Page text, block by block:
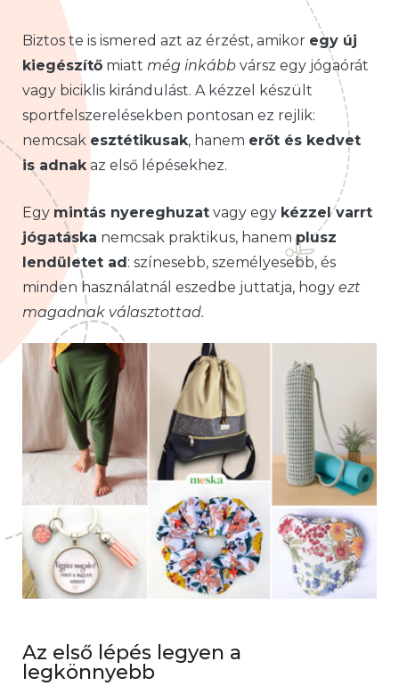
Biztos te is ismered azt az érzést, amikor egy új
kiegészítő miatt még inkább vársz egy jógaórát
vagy biciklis kirándulást. A kézzel készült
sportfelszerelésekben pontosan ez rejlik:
nemcsak esztétikusak, hanem erőt és kedvet
is adnakaz első lépésekhez.
Egy mintás nyereghuzat vagy egy kézzel varrt
jógatáska nemcsak praktikus, hanemplusz
lendületet ad: színesebb, személyesebb, és
minden használatnál eszedbe juttatja, hogy ezt
magadnak választottad.
Az első lépés legyen a
legkönnyebb